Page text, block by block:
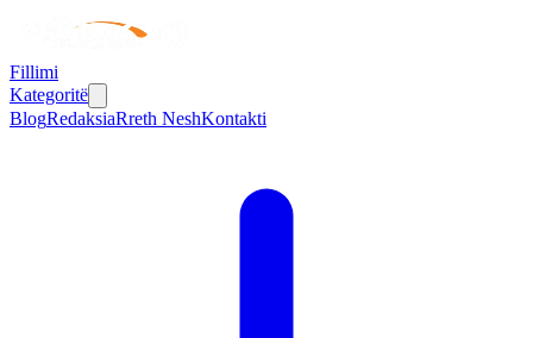
Fillimi
Kategoritë
BlogRedaksiaRreth NeshKontakti